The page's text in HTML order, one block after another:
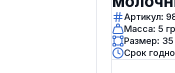
Артикул:
Масса: 5
Размер:
Срок